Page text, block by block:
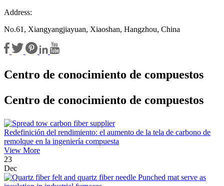
Address:
No.61, Xiangyangjiayuan, Xiaoshan, Hangzhou, China
Centro de conocimiento de compuestos
Centro de conocimiento de compuestos
Redefinición del rendimiento: el aumento de la tela de carbono de
remolque en la ingeniería compuesta
View More
23
Dec